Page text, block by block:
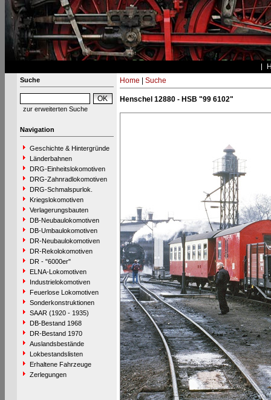
Suche
zur erweiterten Suche
Navigation
Geschichte & Hintergründe
Länderbahnen
DRG-Einheitslokomotiven
DRG-Zahnradlokomotiven
DRG-Schmalspurlok.
Kriegslokomotiven
Verlagerungsbauten
DB-Neubaulokomotiven
DB-Umbaulokomotiven
DR-Neubaulokomotiven
DR-Rekolokomotiven
DR - "6000er"
ELNA-Lokomotiven
Industrielokomotiven
Feuerlose Lokomotiven
Sonderkonstruktionen
SAAR (1920 - 1935)
DB-Bestand 1968
DR-Bestand 1970
Auslandsbestände
Lokbestandslisten
Erhaltene Fahrzeuge
Zerlegungen
Home Suche
Henschel 12880 - HSB "99 6102"